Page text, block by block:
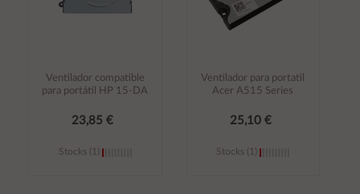
Ventilador compatible
para portátil HP 15-DA
23,85 €
Stocks (1)
Ventilador para portatil
Acer A515 Series
25,10 €
Stocks (1)